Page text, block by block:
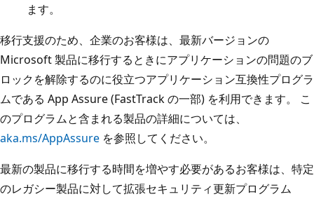
ます。
移行支援のため、企業のお客様は、最新バージョンの
Microsoft 製品に移行するときにアプリケーションの問題のブ
ロックを解除するのに役立つアプリケーション互換性プログラ
ムである App Assure (FastTrack の一部) を利用できます。 こ
のプログラムと含まれる製品の詳細については、
aka.ms/AppAssure を参照してください。
最新の製品に移行する時間を増やす必要があるお客様は、特定
のレガシー製品に対して拡張セキュリティ更新プログラム